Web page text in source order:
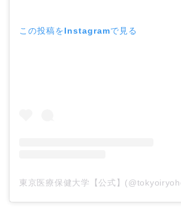
この投稿をInstagramで見る